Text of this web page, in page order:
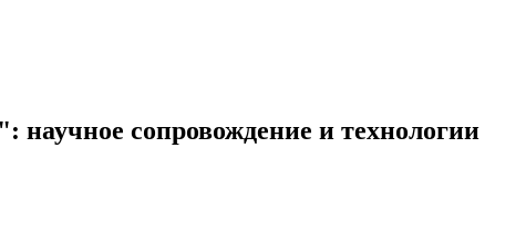
сопровождение и технологии